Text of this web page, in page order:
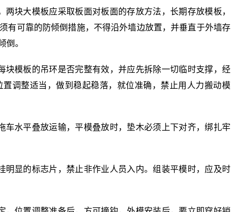
块大模板应采取板面对板面的存放方法，长期存放模板，
有可靠的防倾倒措施，不得沿外墙边放置，并垂直于外墙存
倒。
块模板的吊环是否完整有效，并应先拆除一切临时支撑，经
调整适当，做到稳起稳落，就位准确，禁止用人力搬动模
水平叠放运输，平模叠放时，垫木必须上下对齐，绑扎牢
明显的标志片，禁止非作业人员入内。组装平模时，应及时